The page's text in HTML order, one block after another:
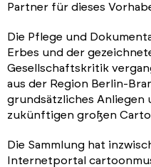
Partner für dieses
Die Pflege und
Erbes und der
Gesellschaftskritik
aus der Region Berlin-
grundsätzliches Anliegen
zukünftigen großen
Die Sammlung hat
Internetportal